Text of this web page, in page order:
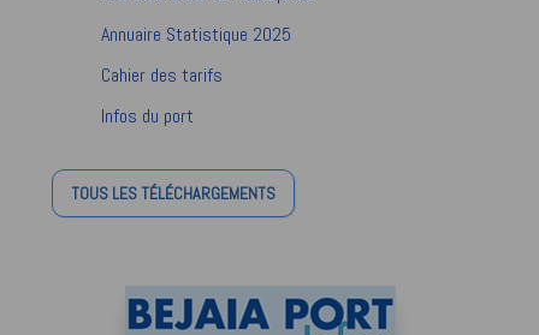
Annuaire Statistique 2025
Cahier des tarifs
Infos du port
TOUS LES TÉLÉCHARGEMENTS